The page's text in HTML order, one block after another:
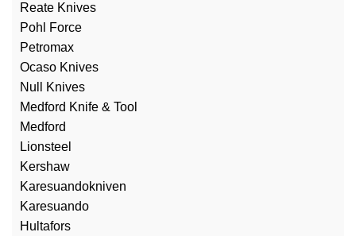
Reate Knives
Pohl Force
Petromax
Ocaso Knives
Null Knives
Medford Knife & Tool
Medford
Lionsteel
Kershaw
Karesuandokniven
Karesuando
Hultafors